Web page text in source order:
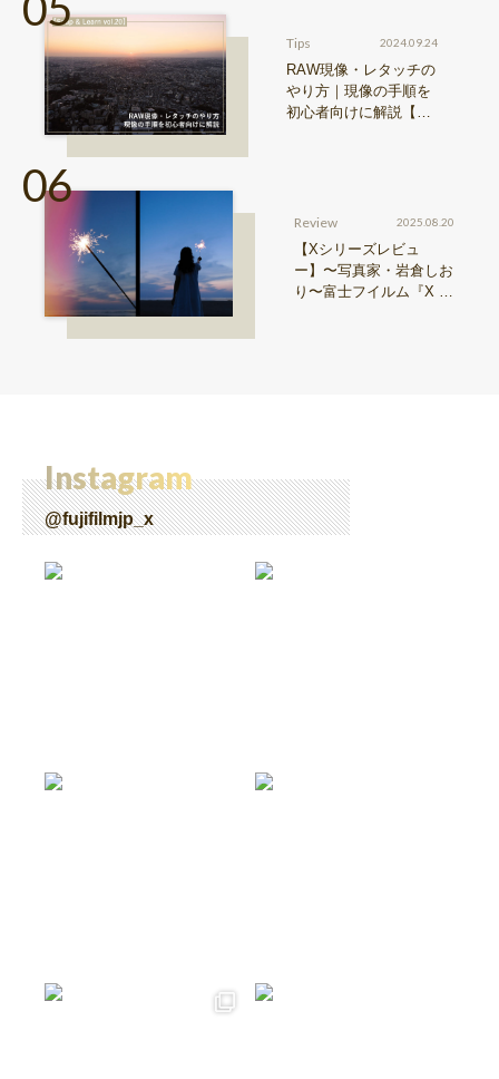
Tips 2024.09.24
RAW現像・レタッチの
やり方｜現像の手順を
初心者向けに解説【Sn
Review 2025.08.20
【Xシリーズレビュ
ー】〜写真家・岩倉しお
り〜富士フイルム『X ha
Instagram
@fujifilmjp_x